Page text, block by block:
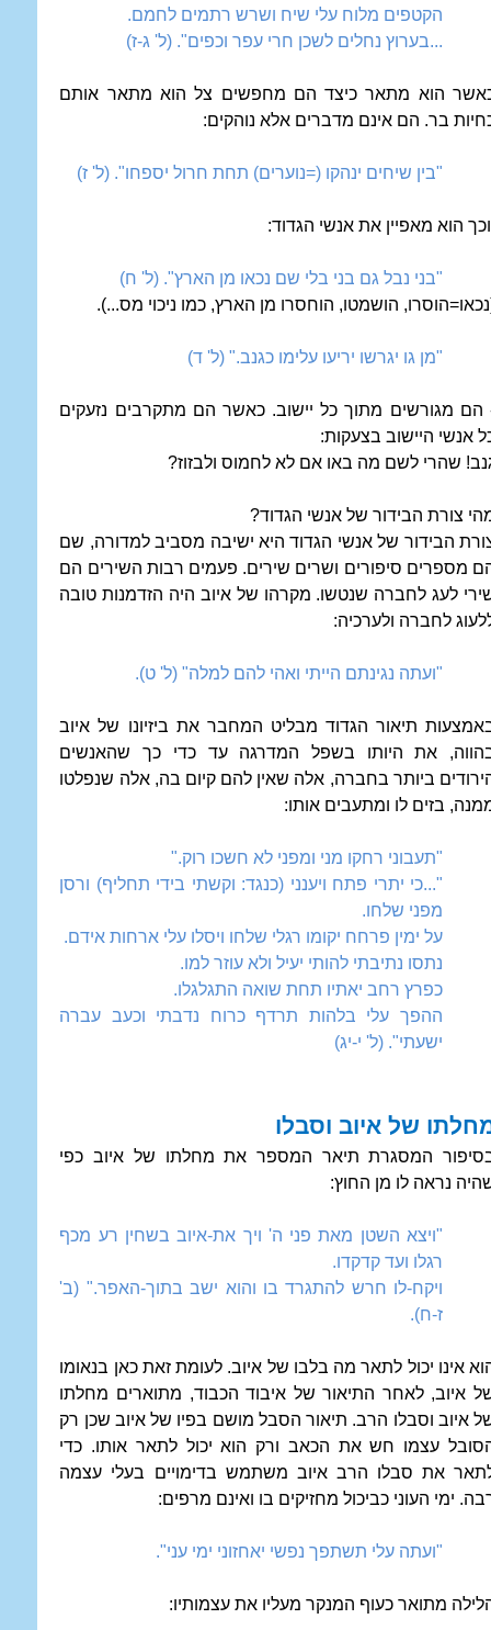
הקטפים מלוח עלי שיח ושרש רתמים לחמם.
...בערוץ נחלים לשכן חרי עפר וכפים". (ל' ג-ז)
הוא מתאר כיצד הם מחפשים צל הוא מתאר אותם
בר. הם אינם מדברים אלא נוהקים:
"בין שיחים ינהקו (=נוערים) תחת חרול יספחו". (ל' ז)
הוא מאפיין את אנשי הגדוד:
"בני נבל גם בני בלי שם נכאו מן הארץ". (ל' ח)
הושמטו, הוחסרו מן הארץ, כמו ניכוי מס...).
"מן גו יגרשו יריעו עלימו כגנב." (ל' ד)
הם מגורשים מתוך כל יישוב. כאשר הם מתקרבים נזעקים
אנשי היישוב בצעקות:
שהרי לשם מה באו אם לא לחמוס ולבזוז?
צורת הבידור של אנשי הגדוד?
הבידור של אנשי הגדוד היא ישיבה מסביב למדורה, שם
מספרים סיפורים ושרים שירים. פעמים רבות השירים הם
לעג לחברה שנטשו. מקרהו של איוב היה הזדמנות טובה
לחברה ולערכיה:
"ועתה נגינתם הייתי ואהי להם למלה" (ל' ט).
תיאור הגדוד מבליט המחבר את ביזיונו של איוב
את היותו בשפל המדרגה עד כדי כך שהאנשים
ביותר בחברה, אלה שאין להם קיום בה, אלה שנפלטו
בזים לו ומתעבים אותו:
"תעבוני רחקו מני ומפני לא חשכו רוק."
"...כי יתרי פתח ויענני (כנגד: וקשתי בידי תחליף) ורסן
מפני שלחו.
על ימין פרחח יקומו רגלי שלחו ויסלו עלי ארחות אידם.
נתסו נתיבתי להותי יעיל ולא עוזר למו.
כפרץ רחב יאתיו תחת שואה התגלגלו.
ההפך עלי בלהות תרדף כרוח נדבתי וכעב עברה
ישעתי". (ל' י-יג)
של איוב וסבלו
המסגרת תיאר המספר את מחלתו של איוב כפי
נראה לו מן החוץ:
"ויצא השטן מאת פני ה' ויך את-איוב בשחין רע מכף
רגלו ועד קדקדו.
ויקח-לו חרש להתגרד בו והוא ישב בתוך-האפר." (ב'
ז-ח).
אינו יכול לתאר מה בלבו של איוב. לעומת זאת כאן בנאומו
איוב, לאחר התיאור של איבוד הכבוד, מתוארים מחלתו
איוב וסבלו הרב. תיאור הסבל מושם בפיו של איוב שכן רק
עצמו חש את הכאב ורק הוא יכול לתאר אותו. כדי
את סבלו הרב איוב משתמש בדימויים בעלי עצמה
ימי העוני כביכול מחזיקים בו ואינם מרפים:
"ועתה עלי תשתפך נפשי יאחזוני ימי עני".
מתואר כעוף המנקר מעליו את עצמותיו: